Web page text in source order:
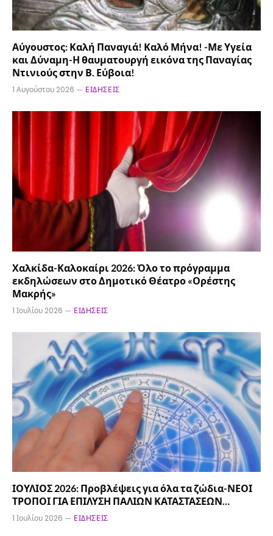
Αύγουστος: Καλή Παναγιά! Καλό Μήνα! -Με Υγεία
και Δύναμη-Η θαυματουργή εικόνα της Παναγίας
Ντινιούς στην Β. Εύβοια!
1 Αυγούστου 2026 ΕΙΔΉΣΕΙΣ
Χαλκίδα-Καλοκαίρι 2026: Όλο το πρόγραμμα
εκδηλώσεων στο Δημοτικό Θέατρο «Ορέστης
Μακρής»
1 Ιουλίου 2026 ΕΙΔΉΣΕΙΣ
ΙΟΥΛΙΟΣ 2026: Προβλέψεις για όλα τα ζώδια-ΝΕΟΙ
ΤΡΟΠΟΙ ΓΙΑ ΕΠΙΛΥΣΗ ΠΑΛΙΩΝ ΚΑΤΑΣΤΑΣΕΩΝ…
1 Ιουλίου 2026 ΕΙΔΉΣΕΙΣ